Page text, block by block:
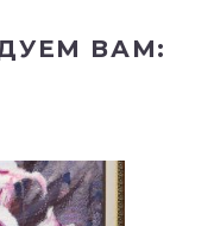
ВАМ: